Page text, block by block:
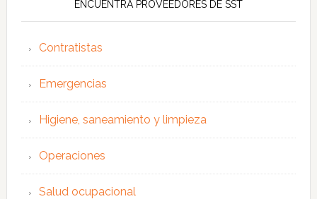
ENCUENTRA PROVEEDORES DE SST
Contratistas
Emergencias
Higiene, saneamiento y limpieza
Operaciones
Salud ocupacional